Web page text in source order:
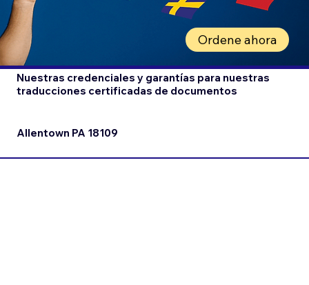
Ordene ahora
Nuestras credenciales y garantías para nuestras
traducciones certificadas de documentos
Allentown PA 18109